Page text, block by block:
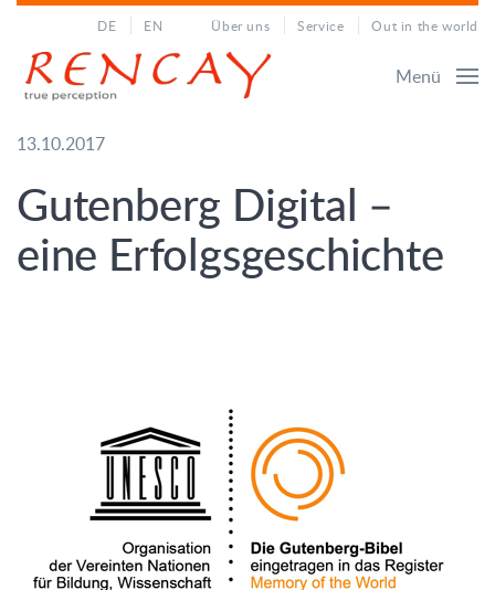
DE EN Über uns Service Out in the world
Menü
13.10.2017
Gutenberg Digital –
eine Erfolgsgeschichte